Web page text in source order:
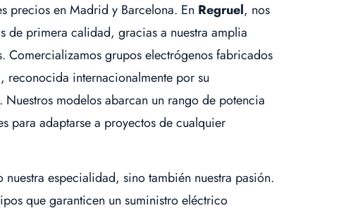
precios en Madrid y Barcelona. En Regruel, nos
de primera calidad, gracias a nuestra amplia
Comercializamos grupos electrógenos fabricados
reconocida internacionalmente por su
modelos abarcan un rango de potencia
para adaptarse a proyectos de cualquier
nuestra especialidad, sino también nuestra pasión.
que garanticen un suministro eléctrico